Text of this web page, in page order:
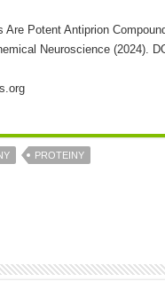
Potent Antiprion
Neuroscience (2024).
PROTEINY